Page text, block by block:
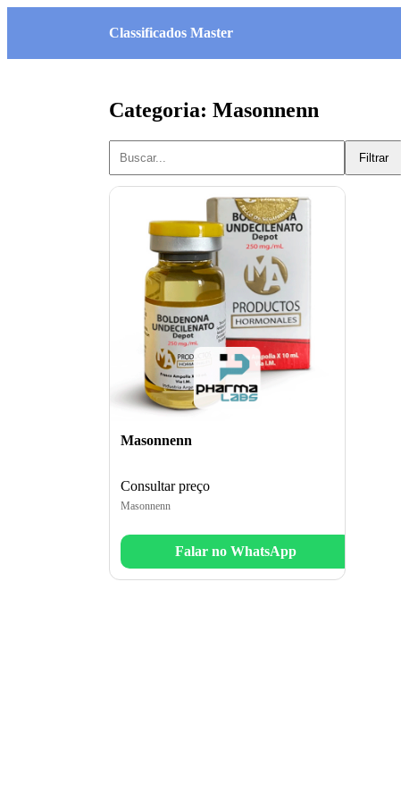
Classificados Master
Categoria: Masonnenn
Filtrar
Masonnenn
Consultar preço
Masonnenn
Falar no WhatsApp